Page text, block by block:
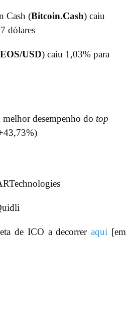
Cash (Bitcoin.Cash) caiu
dólares
EOS/USD) caiu 1,03% para
desempenho do top
de ICO a decorreraqui [em